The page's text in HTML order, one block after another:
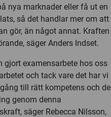
nya marknader eller få ut en
så det handlar mer om att
gör, än något annat. Kraften
säger Anders Indset.
gjort examensarbete hos oss
och tack vare det har vi
till rätt kompetens och de
genom denna
säger Rebecca Nilsson,